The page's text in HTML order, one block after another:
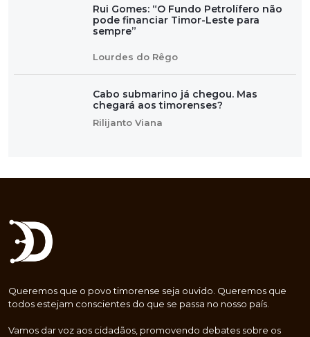
Rui Gomes: “O Fundo Petrolífero não
pode financiar Timor-Leste para
sempre”
Lourdes do Rêgo
Cabo submarino já chegou. Mas
chegará aos timorenses?
Rilijanto Viana
Queremos que o povo timorense seja ouvido. Queremos que
todos estejam conscientes do que se passa no nosso país.
Vamos dar voz aos cidadãos, promovendo debates sobre os